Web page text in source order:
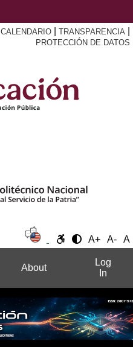
CALENDARIO TRANSPARENCIA
PROTECCIÓN DE DATOS
A+ A- A
About
Log
In